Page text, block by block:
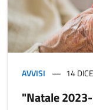
AVVISI 14
"Natale